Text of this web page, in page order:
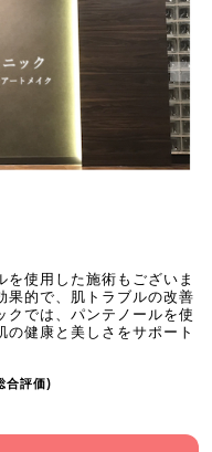
使用した施術もございま
果的で、肌トラブルの改善
クでは、パンテノールを使
健康と美しさをサポート
合評価)